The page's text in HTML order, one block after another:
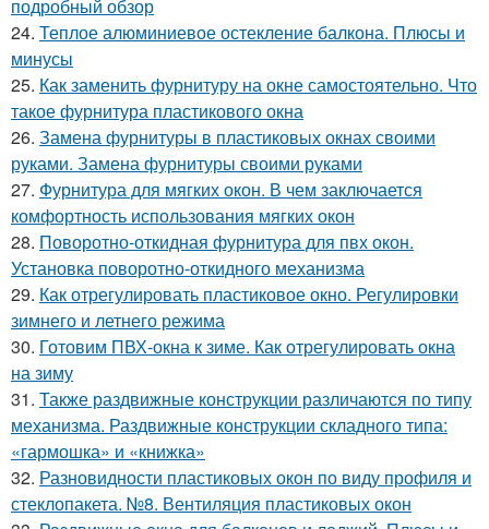
подробный обзор
24. Теплое алюминиевое остекление балкона. Плюсы и
минусы
25. Как заменить фурнитуру на окне самостоятельно. Что
такое фурнитура пластикового окна
26. Замена фурнитуры в пластиковых окнах своими
руками. Замена фурнитуры своими руками
27. Фурнитура для мягких окон. В чем заключается
комфортность использования мягких окон
28. Поворотно-откидная фурнитура для пвх окон.
Установка поворотно-откидного механизма
29. Как отрегулировать пластиковое окно. Регулировки
зимнего и летнего режима
30. Готовим ПВХ-окна к зиме. Как отрегулировать окна
на зиму
31. Также раздвижные конструкции различаются по типу
механизма. Раздвижные конструкции складного типа:
«гармошка» и «книжка»
32. Разновидности пластиковых окон по виду профиля и
стеклопакета. №8. Вентиляция пластиковых окон